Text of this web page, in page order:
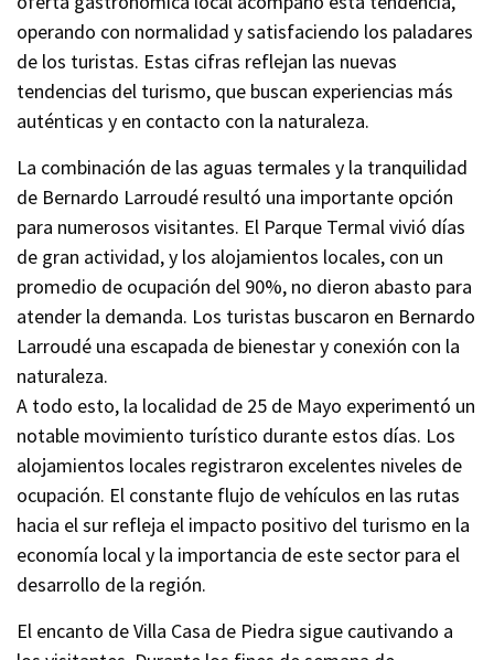
operando con normalidad y satisfaciendo los paladares
de los turistas. Estas cifras reflejan las nuevas
tendencias del turismo, que buscan experiencias más
auténticas y en contacto con la naturaleza.
La combinación de las aguas termales y la tranquilidad
de Bernardo Larroudé resultó una importante opción
para numerosos visitantes. El Parque Termal vivió días
de gran actividad, y los alojamientos locales, con un
promedio de ocupación del 90%, no dieron abasto para
atender la demanda. Los turistas buscaron en Bernardo
Larroudé una escapada de bienestar y conexión con la
naturaleza.
A todo esto, la localidad de 25 de Mayo experimentó un
notable movimiento turístico durante estos días. Los
alojamientos locales registraron excelentes niveles de
ocupación. El constante flujo de vehículos en las rutas
hacia el sur refleja el impacto positivo del turismo en la
economía local y la importancia de este sector para el
desarrollo de la región.
El encanto de Villa Casa de Piedra sigue cautivando a